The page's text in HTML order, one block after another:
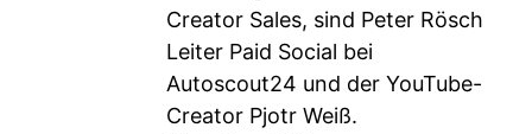
Creator Sales, sind Peter Rösch
Leiter Paid Social bei
Autoscout24 und der YouTube-
Creator Pjotr Weiß.